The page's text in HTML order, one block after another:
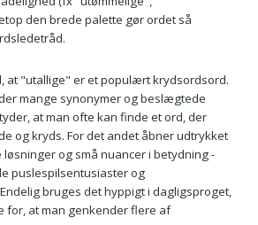
den brede palette gør ordet så
at "utallige" er et populært krydsordsord.
mange synonymer og beslægtede
at man ofte kan finde et ord, der
og kryds. For det andet åbner udtrykket
og små nuancer i betydning -
puslespilsentusiaster og
bruges det hyppigt i dagligsproget,
for, at man genkender flere af